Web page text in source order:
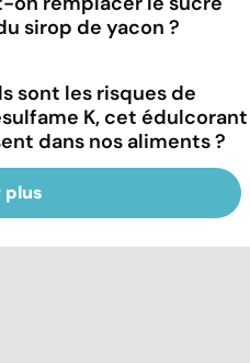
sirop de yacon ?
sont les risques de
K, cet édulcorant
dans nos aliments ?
plus